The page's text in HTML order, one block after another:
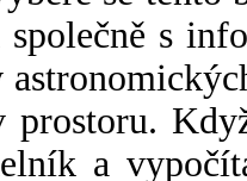
s
a